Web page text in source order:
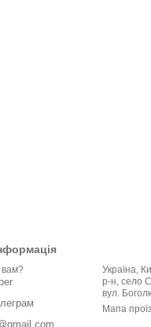
вам?
Україна,
р-н, село
вул.
Мапа